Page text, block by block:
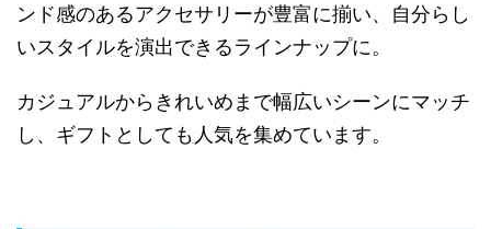
ンド感のあるアクセサリーが豊富に揃い、自分らし
いスタイルを演出できるラインナップに。
カジュアルからきれいめまで幅広いシーンにマッチ
し、ギフトとしても人気を集めています。